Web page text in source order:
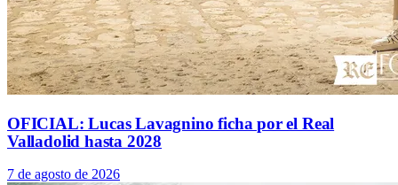
OFICIAL: Lucas Lavagnino ficha por el Real
Valladolid hasta 2028
7 de agosto de 2026